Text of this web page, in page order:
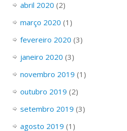
abril 2020 (2)
março 2020 (1)
fevereiro 2020 (3)
janeiro 2020 (3)
novembro 2019 (1)
outubro 2019 (2)
setembro 2019 (3)
agosto 2019 (1)